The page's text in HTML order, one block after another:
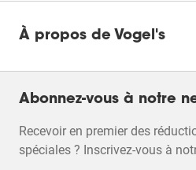
À propos de Vogel's
Abonnez-vous à notre
Recevoir en premier des
spéciales ? Inscrivez-vous à